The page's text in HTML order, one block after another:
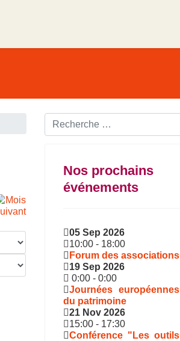
Rechercher ...
Nos prochains
événements
05 Sep 2026
10:00 - 18:00
Forum des associations
19 Sep 2026
0:00 - 0:00
Journées européennes
du patrimoine
21 Nov 2026
15:00 - 17:30
Conférence "Les outils